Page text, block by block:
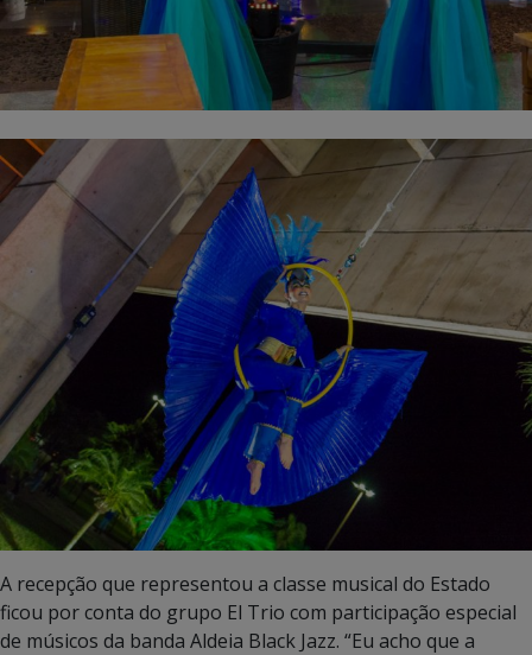
A recepção que representou a classe musical do Estado
ficou por conta do grupo El Trio com participação especial
de músicos da banda Aldeia Black Jazz. “Eu acho que a